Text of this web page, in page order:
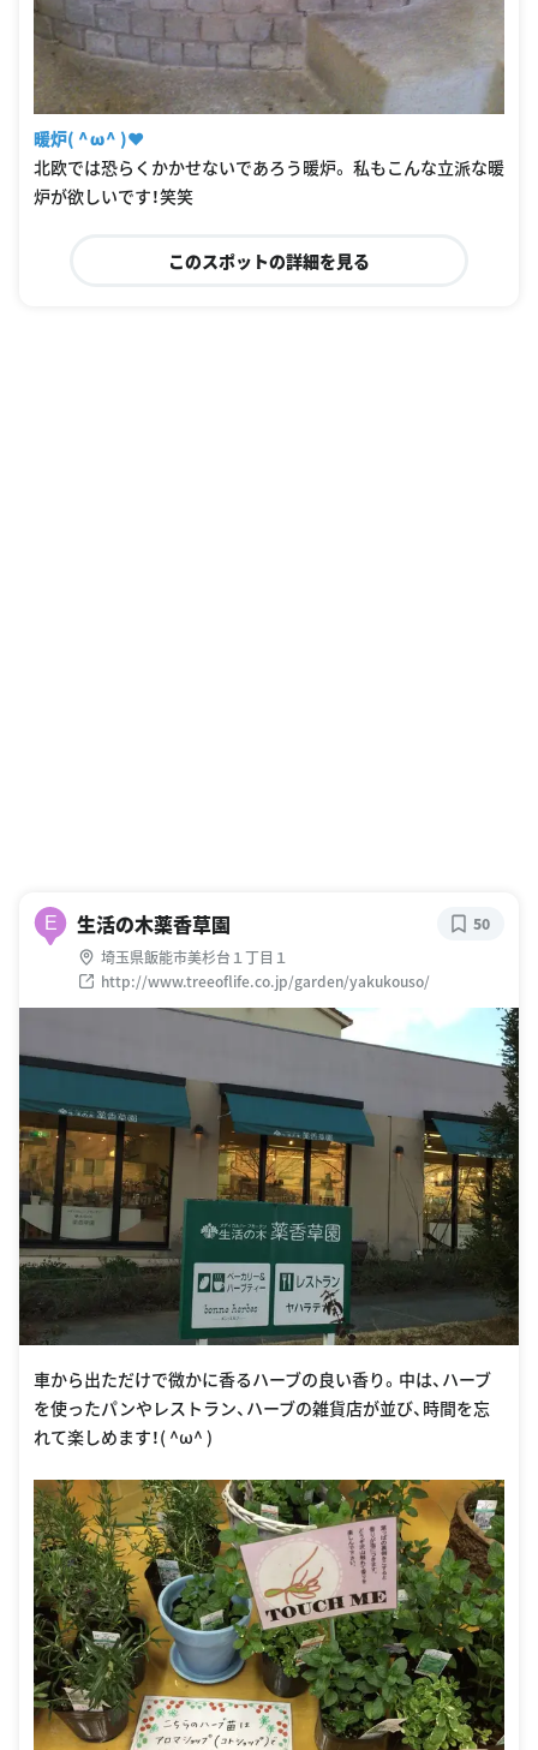
暖炉( ^ω^ )❤︎
北欧では恐らくかかせないであろう暖炉。 私もこんな立派な暖
炉が欲しいです！笑笑
このスポットの詳細を見る
E 生活の木薬香草園
埼玉県飯能市美杉台１丁目１
http://www.treeoflife.co.jp/garden/yakukouso/
50
車から出ただけで微かに香るハーブの良い香り。中は、ハーブ
を使ったパンやレストラン、ハーブの雑貨店が並び、時間を忘
れて楽しめます！( ^ω^ )